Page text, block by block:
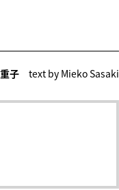
子 text by Mieko Sasaki